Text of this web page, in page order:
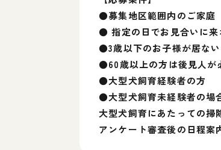
●募集地区範囲内のご家庭
● 指定の日でお見合いに来
●3歳以下のお子様が居な
●60歳以上の方は後見人が
●大型犬飼育経験者の方
●大型犬飼育未経験者の場
大型犬飼育にあたっての掃
アンケート審査後の日程案